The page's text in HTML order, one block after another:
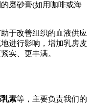
磨砂膏(如用咖啡或海
于改善组织的血液供应
进行影响，增加乳房皮
实、更丰满。
素等，主要负责我们的